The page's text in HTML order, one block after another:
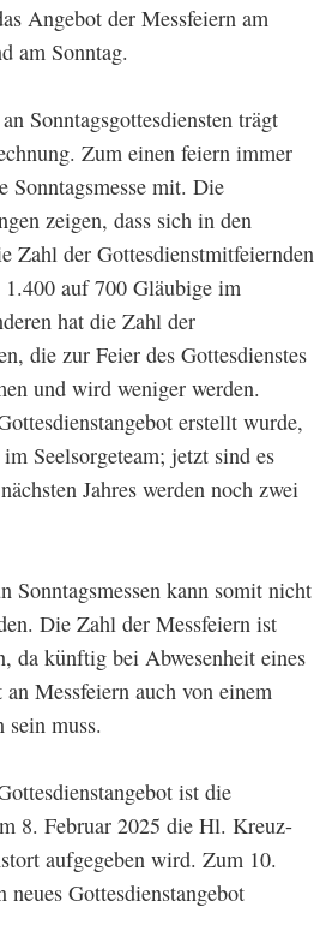
Angebot der Messfeiern am
am Sonntag.
Sonntagsgottesdiensten trägt
Zum einen feiern immer
Sonntagsmesse mit. Die
zeigen, dass sich in den
Zahl der Gottesdienstmitfeiernden
auf 700 Gläubige im
hat die Zahl der
die zur Feier des Gottesdienstes
und wird weniger werden.
erstellt wurde,
Seelsorgeteam; jetzt sind es
Jahres werden noch zwei
Sonntagsmessen kann somit nicht
Die Zahl der Messfeiern ist
da künftig bei Abwesenheit eines
Messfeiern auch von einem
sein muss.
ist die
8. Februar 2025 die Hl. Kreuz-
aufgegeben wird. Zum 10.
Gottesdienstangebot